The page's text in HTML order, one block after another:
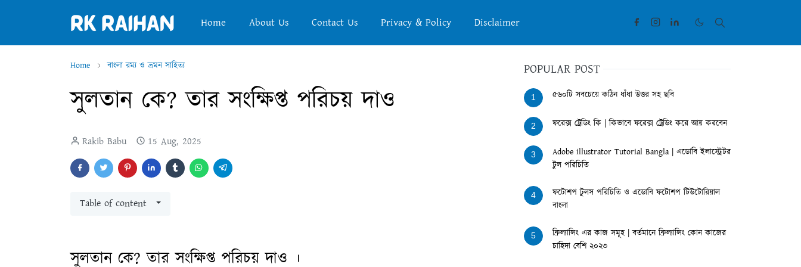
Home About Us Contact Us Privacy & Policy Disclaimer
Home বাংলা রম্য ও ভ্রমন সাহিত্য
সুলতান কে? তার সংক্ষিপ্ত পরিচয় দাও
Rakib Babu 15 Aug, 2025
Table of content
সুলতান কে? তার সংক্ষিপ্ত পরিচয় দাও ।
POPULAR POST
1 ৫৬০টি সবচেয়ে কঠিন ধাঁধা উত্তর সহ ছবি
2 ফরেক্স ট্রেডিং কি | কিভাবে ফরেক্স ট্রেডিং করে আয় করবেন
3
Adobe illustrator Tutorial Bangla | এডোবি ইলাস্ট্রেটর
টুল পরিচিতি
4
ফটোশপ টুলস পরিচিতি ও এডোবি ফটোশপ টিউটোরিয়াল
বাংলা
5
ফ্রিল্যান্সিং এর কাজ সমূহ | বর্তমানে ফ্রিল্যান্সিং কোন কাজের
চাহিদা বেশি ২০২৩